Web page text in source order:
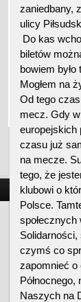
zaniedbany,
ulicy
Do kas
biletów
bowiem
Mogłem na
Od tego
mecz. Gdy
europejskich
czasu już
na mecze.
tego, że
klubowi o
Polsce.
czymś co
zapomnieć
Naszych na